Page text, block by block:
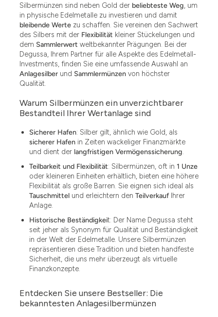
Silbermünzen sind neben Gold der beliebteste Weg, um
in physische Edelmetalle zu investieren und damit
bleibende Werte zu schaffen. Sie vereinen den Sachwert
des Silbers mit der Flexibilität kleiner Stückelungen und
dem Sammlerwert weltbekannter Prägungen. Bei der
Degussa, Ihrem Partner für alle Aspekte des Edelmetall-
Investments, finden Sie eine umfassende Auswahl an
Anlagesilber und Sammlermünzen von höchster
Qualität.
Warum Silbermünzen ein unverzichtbarer
Bestandteil Ihrer Wertanlage sind
Sicherer Hafen: Silber gilt, ähnlich wie Gold, als
sicherer Hafen in Zeiten wackeliger Finanzmärkte
und dient der langfristigen Vermögenssicherung.
Teilbarkeit und Flexibilität: Silbermünzen, oft in 1 Unze
oder kleineren Einheiten erhältlich, bieten eine höhere
Flexibilität als große Barren. Sie eignen sich ideal als
Tauschmittel und erleichtern den Teilverkauf Ihrer
Anlage.
Historische Beständigkeit: Der Name Degussa steht
seit jeher als Synonym für Qualität und Beständigkeit
in der Welt der Edelmetalle. Unsere Silbermünzen
repräsentieren diese Tradition und bieten handfeste
Sicherheit, die uns mehr überzeugt als virtuelle
Finanzkonzepte.
Entdecken Sie unsere Bestseller: Die
bekanntesten Anlagesilbermünzen